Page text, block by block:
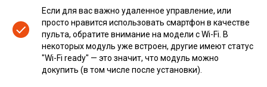
Если для вас важно удаленное управление, или
просто нравится использовать смартфон в качестве
пульта, обратите внимание на модели с Wi-Fi. В
некоторых модуль уже встроен, другие имеют статус
"Wi-Fi ready" — это значит, что модуль можно
докупить (в том числе после установки).